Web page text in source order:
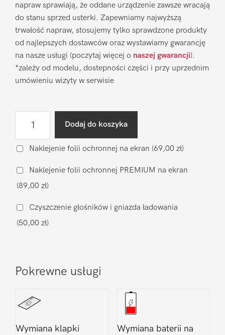
napraw sprawiają, że oddane urządzenie zawsze wracają
do stanu sprzed usterki. Zapewniamy najwyższą
trwałość napraw, stosujemy tylko sprawdzone produkty
od najlepszych dostawców oraz wystawiamy gwarancję
na nasze usługi (poczytaj więcej o naszej gwarancji).
*zależy od modelu, dostepności części i przy uprzednim
umówieniu wizyty w serwisie
gniazda
Samsung
Galaxy
A5
(2016)
Dodaj do koszyka
Naklejenie folii ochronnej na ekran (69,00 zł)
Naklejenie folii ochronnej PREMIUM na ekran
(89,00 zł)
Czyszczenie głośników i gniazda ładowania
(50,00 zł)
Pokrewne usługi
Wymiana klapki
Wymiana baterii na